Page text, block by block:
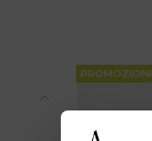
PROMOZIONI